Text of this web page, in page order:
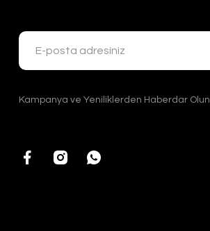
Kampanya ve Yeniliklerden Haberdar Olun